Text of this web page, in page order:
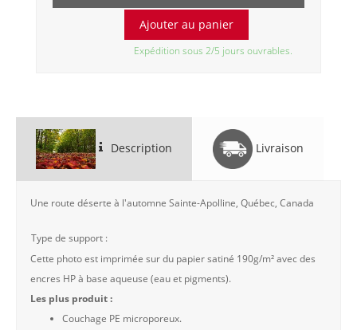
Expédition sous 2/5 jours ouvrables.
Description Livraison
Une route déserte à l'automne Sainte-Apolline, Québec, Canada
Type de support :
Cette photo est imprimée sur du papier satiné 190g/m² avec des
encres HP à base aqueuse (eau et pigments).
Les plus produit :
Couchage PE microporeux.